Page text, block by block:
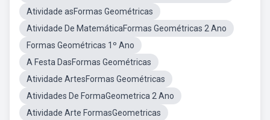
Atividade asFormas Geométricas
Atividade De MatemáticaFormas Geométricas 2 Ano
Formas Geométricas 1º Ano
A Festa DasFormas Geométricas
Atividade ArtesFormas Geométricas
Atividades De FormaGeometrica 2 Ano
Atividade Arte FormasGeometricas